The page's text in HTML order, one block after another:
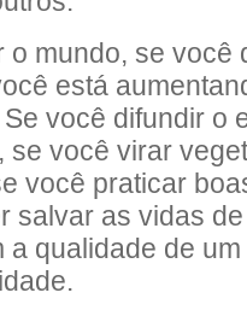
o mundo, se você
está
você difundir o
se você virar
você praticar
salvar as vidas
a qualidade de